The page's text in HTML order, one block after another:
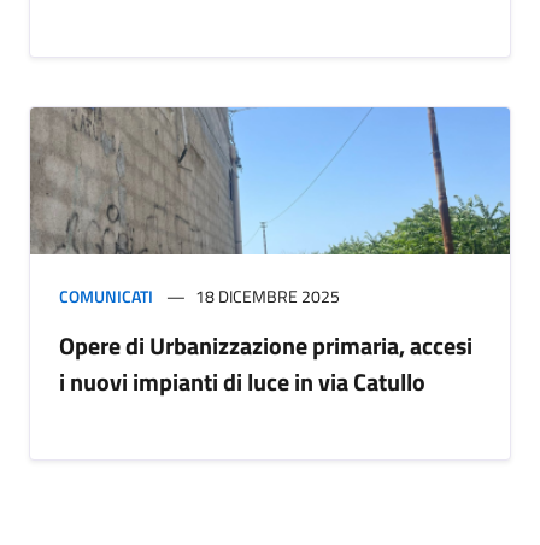
COMUNICATI 18 DICEMBRE 2025
Opere di Urbanizzazione primaria, accesi
i nuovi impianti di luce in via Catullo